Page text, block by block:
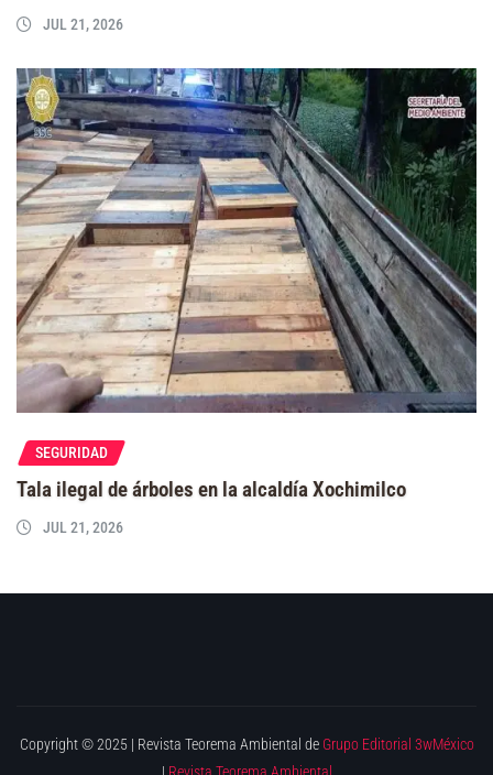
JUL 21, 2026
SEGURIDAD
Tala ilegal de árboles en la alcaldía Xochimilco
JUL 21, 2026
Copyright © 2025 | Revista Teorema Ambiental de Grupo Editorial 3wMéxico